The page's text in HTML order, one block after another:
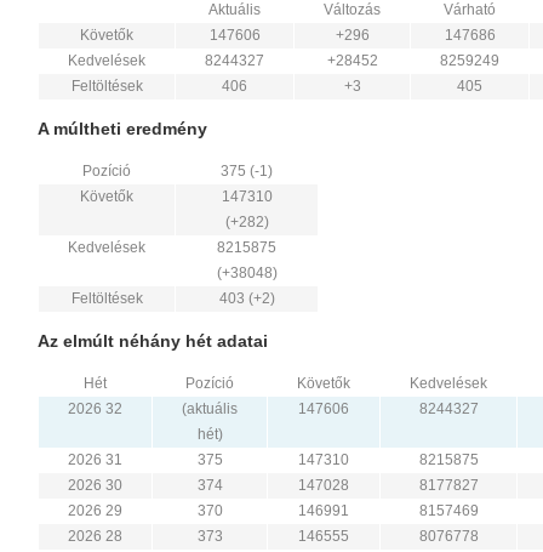
Aktuális Változás
Várható
Követők
147606 +296
147686
Kedvelések
8244327 +28452
8259249
Feltöltések
406 +3 405
A múltheti eredmény
Pozíció
375 (-1)
Követők
147310
(+282)
Kedvelések
8215875
(+38048)
Feltöltések
403 (+2)
Az elmúlt néhány hét adatai
Hét Pozíció Követők
Kedvelések
2026 32
(aktuális
hét)
147606 8244327
2026 31 375 147310
8215875
2026 30
374 147028
8177827
2026 29
370 146991
8157469
2026 28
373 146555
8076778